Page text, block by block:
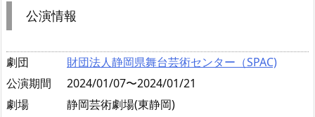
公演情報
劇団
財団法人静岡県舞台芸術センター（SPAC)
公演期間
2024/01/07〜2024/01/21
劇場
静岡芸術劇場(東静岡)